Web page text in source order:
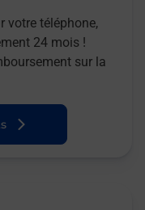
votre téléphone,
24 mois !
sur la